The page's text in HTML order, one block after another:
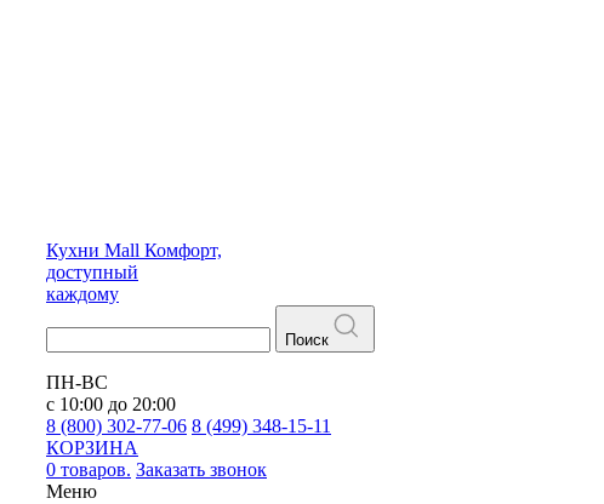
Кухни Mall Комфорт,
доступный
каждому
Поиск
ПН-ВС
с 10:00 до 20:00
8 (800) 302-77-06 8 (499) 348-15-11
КОРЗИНА
0 товаров. Заказать звонок
Меню